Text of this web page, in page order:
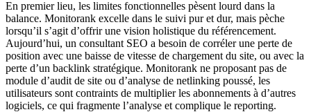
En premier lieu, les limites fonctionnelles pèsent lourd dans la
balance. Monitorank excelle dans le suivi pur et dur, mais pèche
lorsqu’il s’agit d’offrir une vision holistique du référencement.
Aujourd’hui, un consultant SEO a besoin de corréler une perte de
position avec une baisse de vitesse de chargement du site, ou avec la
perte d’un backlink stratégique. Monitorank ne proposant pas de
module d’audit de site ou d’analyse de netlinking poussé, les
utilisateurs sont contraints de multiplier les abonnements à d’autres
logiciels, ce qui fragmente l’analyse et complique le reporting.